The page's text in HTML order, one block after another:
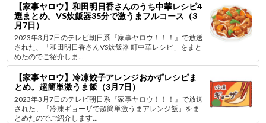
【家事ヤロウ】和田明日香さんのうち中華レシピ4
選まとめ。VS炊飯器35分で激うまフルコース（3
月7日）
2023年3月7日のテレビ朝日系『家事ヤロウ！！！』で放送
された、「和田明日香さんVS炊飯器 町中華レシピ」をまと
めたのでご紹介しま...
【家事ヤロウ】冷凍餃子アレンジおかずレシピま
とめ。超簡単激うま飯（3月7日）
2023年3月7日のテレビ朝日系『家事ヤロウ！！！』で放送
された、「冷凍ギョーザで超簡単激うまアレンジ飯」をま
とめたのでご紹介します...